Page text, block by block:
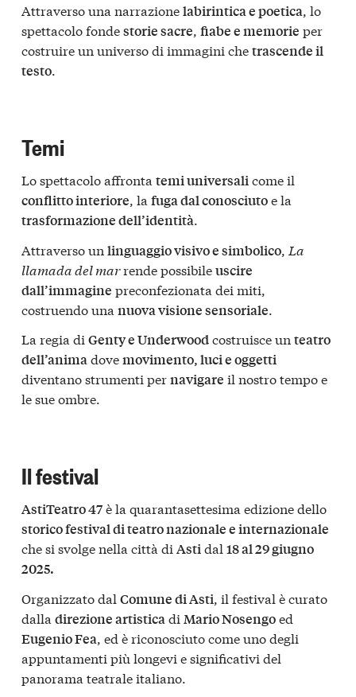
Attraverso una narrazionelabirintica e poetica, lo
spettacolo fondestorie sacre, fiabe e memorie per
costruire un universo di immagini chetrascende il
testo.
Temi
Lo spettacolo affronta temi universalicome il
conflitto interiore, la fuga dal conosciutoe la
trasformazione dell’identità.
Attraverso un linguaggio visivo e simbolico, La
llamada del marrende possibileuscire
dall’immagine preconfezionata dei miti,
costruendo una nuova visione sensoriale.
La regia di Genty e Underwoodcostruisce un teatro
dell’animadovemovimento, luci e oggetti
diventano strumenti pernavigare il nostro tempo e
le sue ombre.
Il festival
AstiTeatro 47è la quarantasettesima edizione dello
storico festival di teatro nazionale e internazionale
che si svolge nella città di Astidal 18 al 29 giugno
2025.
Organizzato dal Comune di Asti, il festival è curato
dalla direzione artisticadi Mario Nosengoed
Eugenio Fea, ed è riconosciuto come uno degli
appuntamenti più longevi e significativi del
panorama teatrale italiano.